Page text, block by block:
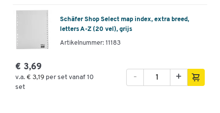
Schäfer Shop Select map index, extra breed,
letters A-Z (20 vel), grijs
Artikelnummer: 11183
€ 3,69
v.a. € 3,19 per set vanaf 10
set
+
-